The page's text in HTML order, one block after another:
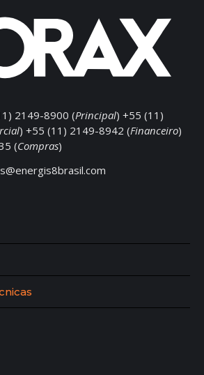
2149-8900 (Principal) +55 (11)
) +55 (11) 2149-8942 (Financeiro)
(Compras)